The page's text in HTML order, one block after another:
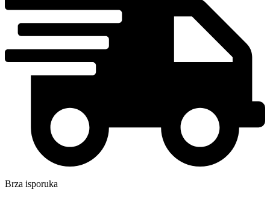
Brza isporuka